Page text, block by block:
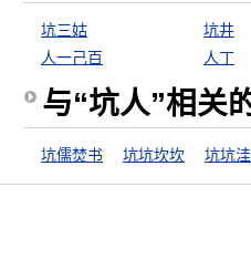
坑三姑 坑井
人一己百
人丁
与“坑人”相关
坑儒焚书 坑坑坎坎 坑坑